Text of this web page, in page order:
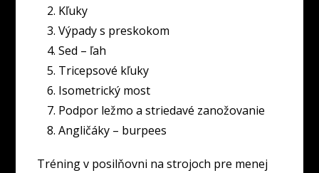
Kľuky
Výpady s preskokom
Sed – ľah
Tricepsové kľuky
Isometrický most
Podpor ležmo a striedavé zanožovanie
Angličáky – burpees
Tréning v posilňovni na strojoch pre menej